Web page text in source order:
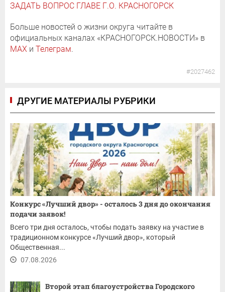
ЗАДАТЬ ВОПРОС ГЛАВЕ Г.О. КРАСНОГОРСК
Больше новостей о жизни округа читайте в
официальных каналах «КРАСНОГОРСК.НОВОСТИ» в
MAX и Телеграм.
#2027462
ДРУГИЕ МАТЕРИАЛЫ РУБРИКИ
Конкурс «Лучший двор» - осталось 3 дня до окончания
подачи заявок!
Всего три дня осталось, чтобы подать заявку на участие в
традиционном конкурсе «Лучший двор», который
Общественная...
07.08.2026
Второй этап благоустройства Городского